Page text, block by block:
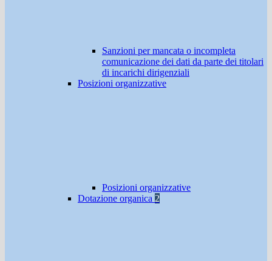
Sanzioni per mancata o incompleta
comunicazione dei dati da parte dei titolari
di incarichi dirigenziali
Posizioni organizzative
Posizioni organizzative
Dotazione organica 2